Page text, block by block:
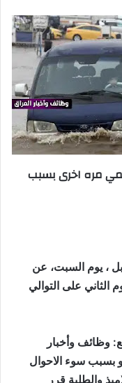
مره اخرى بسبب
، يوم السبت، عن
على التوالي
وظائف وأخبار
بسبب سوء الاحوال
والطلبة قرر